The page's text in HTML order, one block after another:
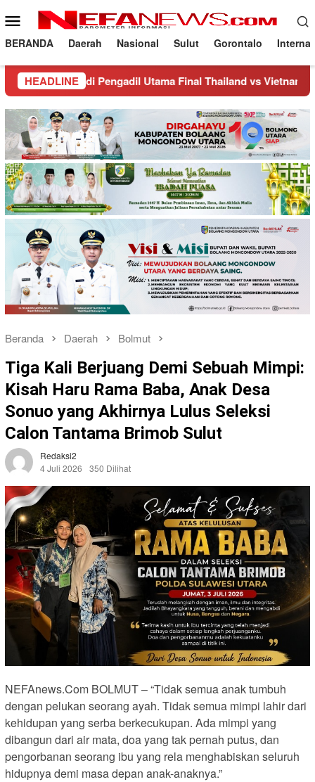
ke
konten
Menu
Mobile
BERANDA Daerah Nasional Sulut Gorontalo
HEADLINE
Utama Final Thailand vs Vietnam Di Leg kedua
Beranda Daerah Bolmut
Tiga Kali Berjuang Demi Sebuah Mimpi:
Kisah Haru Rama Baba, Anak Desa
Sonuo yang Akhirnya Lulus Seleksi
Calon Tantama Brimob Sulut
Redaksi2
4 Juli 2026
350 Dilihat
NEFAnews.Com BOLMUT – “Tidak semua anak tumbuh
dengan pelukan seorang ayah. Tidak semua mimpi lahir dari
kehidupan yang serba berkecukupan. Ada mimpi yang
dibangun dari air mata, doa yang tak pernah putus, dan
pengorbanan seorang ibu yang rela menghabiskan seluruh
hidupnya demi masa depan anak-anaknya.”